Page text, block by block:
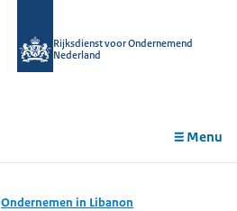
Rijksdienst voor Ondernemend
Nederland
Menu
Ondernemen in Libanon